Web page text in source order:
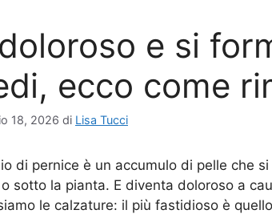
doloroso e si
ecco come
18, 2026 di Lisa Tucci
di pernice è un accumulo di pelle che
sotto la pianta. E diventa doloroso a
le calzature: il più fastidioso è